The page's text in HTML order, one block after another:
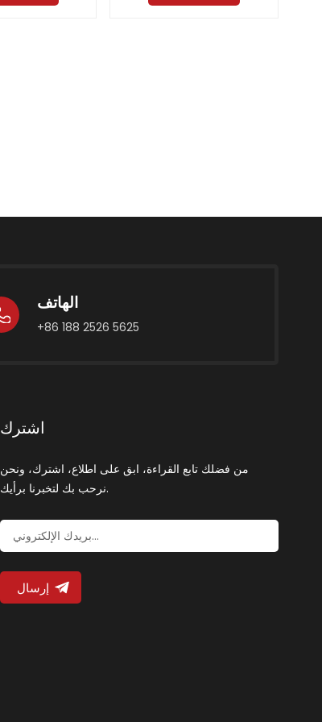
الهاتف
+86 188 2526 5625
اشترك
من فضلك تابع القراءة، ابق على اطلاع، اشترك، ونحن
نرحب بك لتخبرنا برأيك.
إرسال